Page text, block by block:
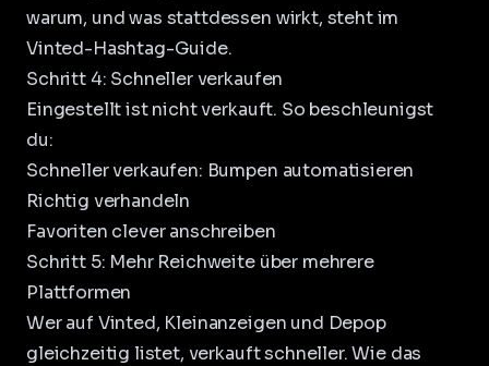
warum, und was stattdessen wirkt, steht im
Vinted-Hashtag-Guide.
Schritt 4: Schneller verkaufen
Eingestellt ist nicht verkauft. So beschleunigst
du:
Schneller verkaufen: Bumpen automatisieren
Richtig verhandeln
Favoriten clever anschreiben
Schritt 5: Mehr Reichweite über mehrere
Plattformen
Wer auf Vinted, Kleinanzeigen und Depop
gleichzeitig listet, verkauft schneller. Wie das